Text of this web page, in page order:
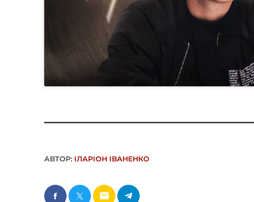
АВТОР: ІЛАРІОН ІВАНЕНКО
email